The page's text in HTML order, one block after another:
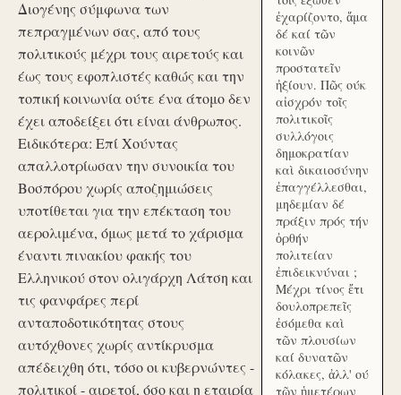
Διογένης σύμφωνα των
πεπραγμένων σας, από τους
πολιτικούς μέχρι τους αιρετούς και
έως τους εφοπλιστές καθώς και την
τοπική κοινωνία ούτε ένα άτομο δεν
έχει αποδείξει ότι είναι άνθρωπος.
Ειδικότερα: Επί Χούντας
απαλλοτρίωσαν την συνοικία του
Βοσπόρου χωρίς αποζημιώσεις
υποτίθεται για την επέκταση του
αερολιμένα, όμως μετά το χάρισμα
έναντι πινακίου φακής του
Ελληνικού στον ολιγάρχη Λάτση και
τις φανφάρες περί
ανταποδοτικότητας στους
αυτόχθονες χωρίς αντίκρυσμα
απέδειχθη ότι, τόσο οι κυβερνώντες -
πολιτικοί - αιρετοί, όσο και η εταιρία
ἐχαρίζοντο, ἅμα
δέ καί τῶν
κοινῶν
προστατεῖν
ἠξίουν. Πῶς ούκ
αἰσχρόν τοῖς
πολιτικοῖς
συλλόγοις
δημοκρατίαν
καὶ δικαιοσύνην
ἐπαγγέλλεσθαι,
μηδεμίαν δέ
πράξιν πρός τήν
ὀρθήν
πολιτείαν
ἐπιδεικνύναι ;
Μέχρι τίνος ἔτι
δουλοπρεπεῖς
ἐσόμεθα καὶ
τῶν πλουσίων
καί δυνατῶν
κόλακες, ἀλλ' ού
τῶν ἡμετέρων